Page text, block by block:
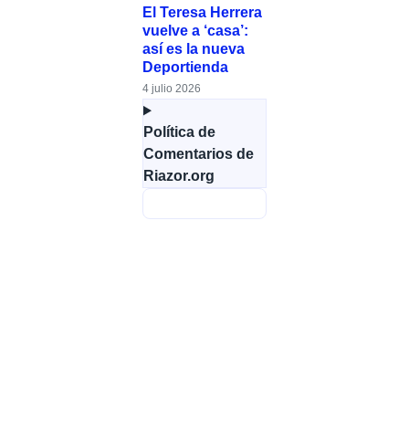
El Teresa Herrera
vuelve a ‘casa’:
así es la nueva
Deportienda
4 julio 2026
Política de
Comentarios de
Riazor.org